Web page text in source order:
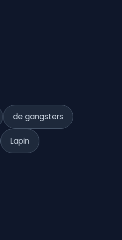
de gangsters
Lapin